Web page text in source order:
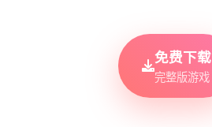
免费下载
完整版游戏